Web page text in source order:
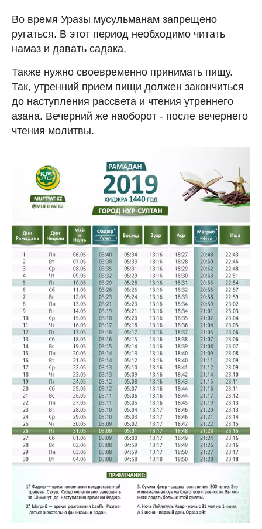
Во время Уразы мусульманам запрещено
ругаться. В этот период необходимо читать
намаз и давать садака.
Также нужно своевременно принимать пищу.
Так, утренний прием пищи должен закончиться
до наступления рассвета и чтения утреннего
азана. Вечерний же наоборот - после вечернего
чтения молитвы.